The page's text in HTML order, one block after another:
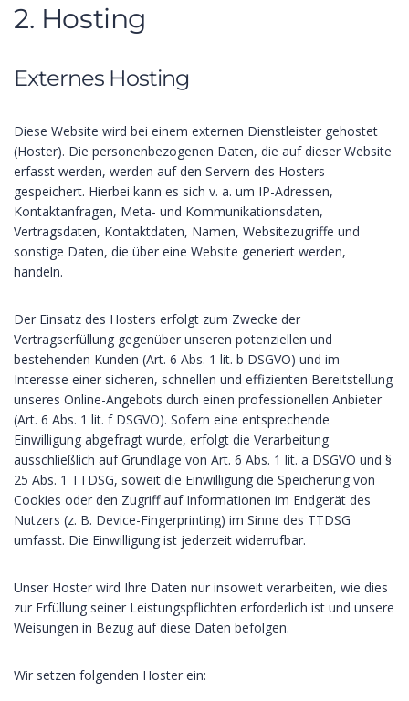
2. Hosting
Externes Hosting
Diese Website wird bei einem externen Dienstleister gehostet
(Hoster). Die personenbezogenen Daten, die auf dieser Website
erfasst werden, werden auf den Servern des Hosters
gespeichert. Hierbei kann es sich v. a. um IP-Adressen,
Kontaktanfragen, Meta- und Kommunikationsdaten,
Vertragsdaten, Kontaktdaten, Namen, Websitezugriffe und
sonstige Daten, die über eine Website generiert werden,
handeln.
Der Einsatz des Hosters erfolgt zum Zwecke der
Vertragserfüllung gegenüber unseren potenziellen und
bestehenden Kunden (Art. 6 Abs. 1 lit. b DSGVO) und im
Interesse einer sicheren, schnellen und effizienten Bereitstellung
unseres Online-Angebots durch einen professionellen Anbieter
(Art. 6 Abs. 1 lit. f DSGVO). Sofern eine entsprechende
Einwilligung abgefragt wurde, erfolgt die Verarbeitung
ausschließlich auf Grundlage von Art. 6 Abs. 1 lit. a DSGVO und §
25 Abs. 1 TTDSG, soweit die Einwilligung die Speicherung von
Cookies oder den Zugriff auf Informationen im Endgerät des
Nutzers (z. B. Device-Fingerprinting) im Sinne des TTDSG
umfasst. Die Einwilligung ist jederzeit widerrufbar.
Unser Hoster wird Ihre Daten nur insoweit verarbeiten, wie dies
zur Erfüllung seiner Leistungspflichten erforderlich ist und unsere
Weisungen in Bezug auf diese Daten befolgen.
Wir setzen folgenden Hoster ein: